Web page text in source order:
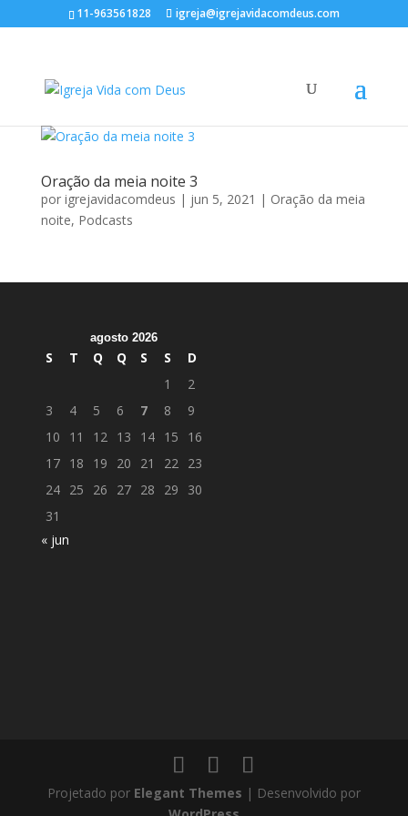
11-963561828 igreja@igrejavidacomdeus.com
Oração da meia noite 3
por igrejavidacomdeus | jun 5, 2021 | Oração da meia
noite, Podcasts
agosto 2026
S T Q Q S S
D
1
2
3
4 5 6 7 8
9
10
11 12 13 14 15
16
17 18 19 20 21 22 23
24 25 26 27 28 29
30
31
« jun
Projetado por Elegant Themes | Desenvolvido por